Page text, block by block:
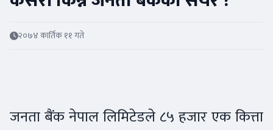
२०७४ कार्तिक ११ गते
जनता बैंक नेपाल लिमिटेडले ८५ हजार एक कित्ता